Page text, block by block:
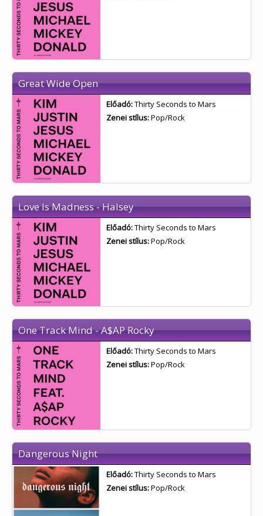
Great Wide Open
Előadó:Thirty Seconds to Mars
Zenei stílus:Pop/Rock
Love Is Madness - Halsey
Előadó:Thirty Seconds to Mars
Zenei stílus:Pop/Rock
One Track Mind - A$AP Rocky
Előadó:Thirty Seconds to Mars
Zenei stílus:Pop/Rock
Dangerous Night
Előadó:Thirty Seconds to Mars
Zenei stílus:Pop/Rock